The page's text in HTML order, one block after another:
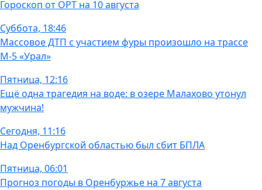
Гороскоп от ОРТ на 10 августа
Суббота, 18:46
Массовое ДТП с участием фуры произошло на трассе
М-5 «Урал»
Пятница, 12:16
Ещё одна трагедия на воде: в озере Малахово утонул
мужчина!
Сегодня, 11:16
Над Оренбургской областью был сбит БПЛА
Пятница, 06:01
Прогноз погоды в Оренбуржье на 7 августа